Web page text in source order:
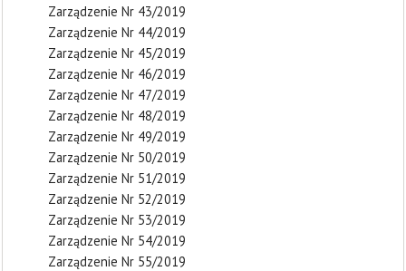
Zarządzenie Nr 43/2019
Zarządzenie Nr 44/2019
Zarządzenie Nr 45/2019
Zarządzenie Nr 46/2019
Zarządzenie Nr 47/2019
Zarządzenie Nr 48/2019
Zarządzenie Nr 49/2019
Zarządzenie Nr 50/2019
Zarządzenie Nr 51/2019
Zarządzenie Nr 52/2019
Zarządzenie Nr 53/2019
Zarządzenie Nr 54/2019
Zarządzenie Nr 55/2019